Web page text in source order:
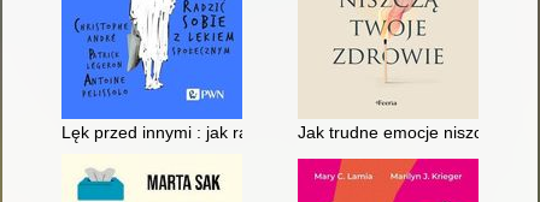
Lęk przed innymi : jak radzić sobie z lękiem społecznym
Jak trudne emocje niszczą